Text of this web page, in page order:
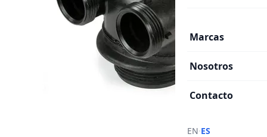
Marcas
Nosotros
Contacto
EN·ES